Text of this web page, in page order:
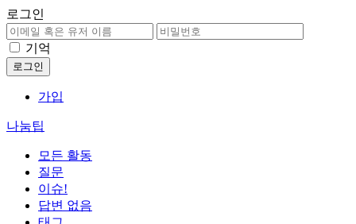
로그인
기억
가입
나눔팁
모든 활동
질문
이슈!
답변 없음